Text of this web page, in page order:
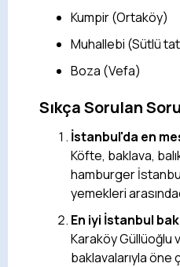
Kumpir (Ortaköy)
Muhallebi (Sütlü
Boza (Vefa)
Sıkça Sorulan
İstanbul'da en
Köfte, baklava,
hamburger
yemekleri
En iyi İstanbul
Karaköy Güllüoğlu
baklavalarıyla öne